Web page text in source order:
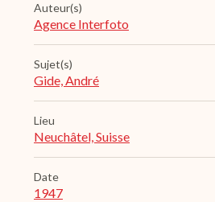
Auteur(s)
Agence Interfoto
Sujet(s)
Gide, André
Lieu
Neuchâtel, Suisse
Date
1947